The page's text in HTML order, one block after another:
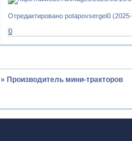
Отредактировано potapovsergei0
0
»Производитель мини-тракторов